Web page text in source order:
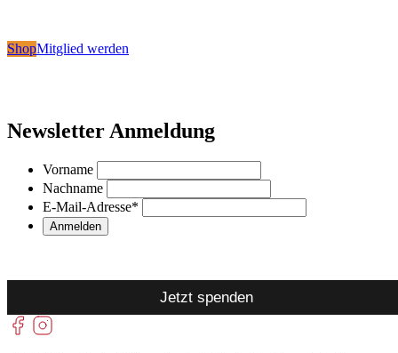
ShopMitglied werden
Newsletter Anmeldung
Vorname
Nachname
E-Mail-Adresse*
Jetzt spenden